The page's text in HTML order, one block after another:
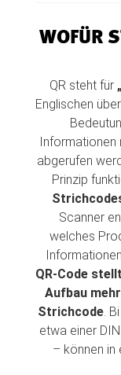
WOFÜR
QR steht für
Englischen
Informationen
abgerufen
Prinzip
Scanner
welches
QR-Code
Aufbau
Strichcode.
etwa einer
– können in